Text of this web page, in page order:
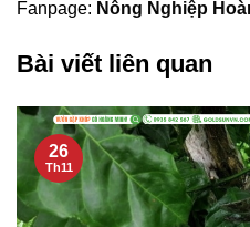
Fanpage: Nông Nghiệp
Bài viết liên quan
26
Th11